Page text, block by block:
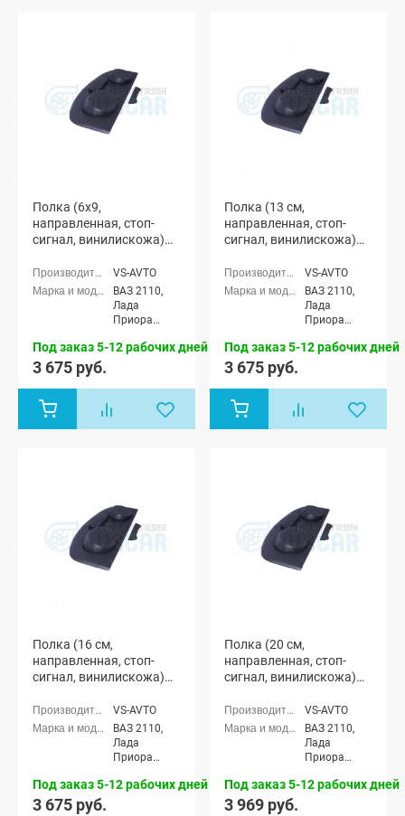
Полка (6x9,
направленная, стоп-
сигнал, винилискожа)
Приора (седан)VS-AVTO
ВАЗ 2110,
Лада
Приора
2170)
Под заказ 5-12 рабочих дней
3 675 руб.
Полка (13 см,
направленная, стоп-
сигнал, винилискожа)
Приора (седан)VS-AVTO
ВАЗ 2110,
Лада
Приора
2170)
Под заказ 5-12 рабочих дней
3 675 руб.
Полка (16 см,
направленная, стоп-
сигнал, винилискожа)
Приора (седан)VS-AVTO
ВАЗ 2110,
Лада
Приора
2170)
Под заказ 5-12 рабочих дней
3 675 руб.
Полка (20 см,
направленная, стоп-
сигнал, винилискожа)
Приора (седан)VS-AVTO
ВАЗ 2110,
Лада
Приора
2170)
Под заказ 5-12 рабочих дней
3 969 руб.